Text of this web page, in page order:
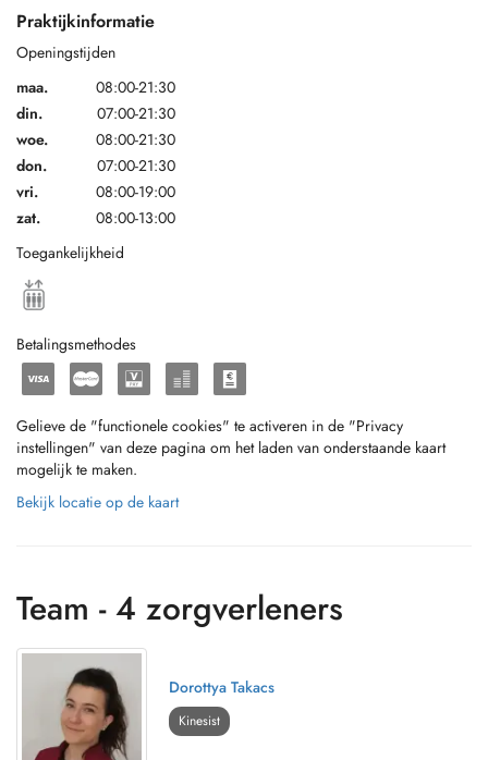
Praktijkinformatie
Openingstijden
maa.
08:00-21:30
din.
07:00-21:30
woe.
08:00-21:30
don.
07:00-21:30
vri.
08:00-19:00
zat.
08:00-13:00
Toegankelijkheid
Betalingsmethodes
Gelieve de "functionele cookies" te activeren in de "Privacy
instellingen" van deze pagina om het laden van onderstaande kaart
mogelijk te maken.
Bekijk locatie op de kaart
Team - 4 zorgverleners
Dorottya Takacs
Kinesist